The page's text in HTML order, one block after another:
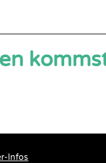
Infos